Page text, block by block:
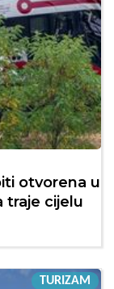
otvorena u
traje cijelu
TURIZAM